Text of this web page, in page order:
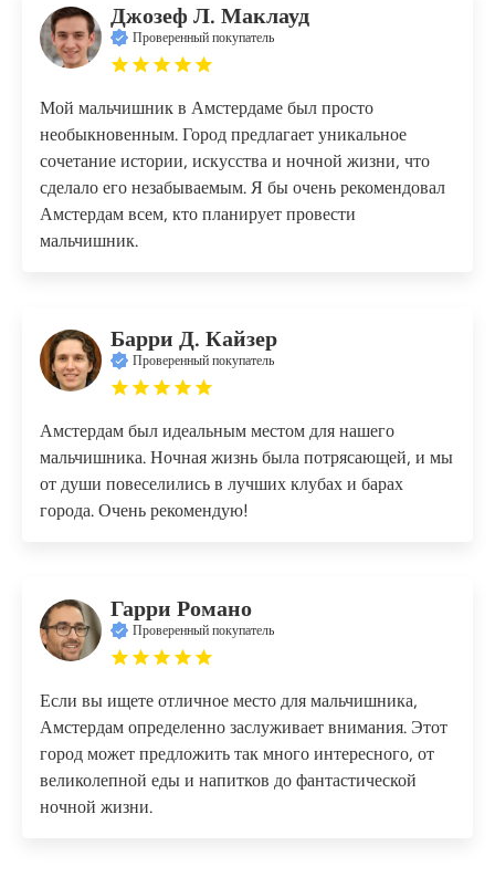
Джозеф Л. Маклауд
Проверенный покупатель
Мой мальчишник в Амстердаме был просто
необыкновенным. Город предлагает уникальное
сочетание истории, искусства и ночной жизни, что
сделало его незабываемым. Я бы очень рекомендовал
Амстердам всем, кто планирует провести
мальчишник.
Барри Д. Кайзер
Проверенный покупатель
Амстердам был идеальным местом для нашего
мальчишника. Ночная жизнь была потрясающей, и мы
от души повеселились в лучших клубах и барах
города. Очень рекомендую!
Гарри Романо
Проверенный покупатель
Если вы ищете отличное место для мальчишника,
Амстердам определенно заслуживает внимания. Этот
город может предложить так много интересного, от
великолепной еды и напитков до фантастической
ночной жизни.